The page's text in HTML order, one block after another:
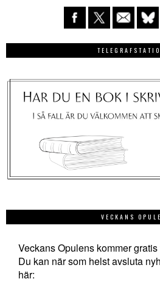
VECKANS
Veckans Opulens kommer
Du kan när som helst avsluta
här: